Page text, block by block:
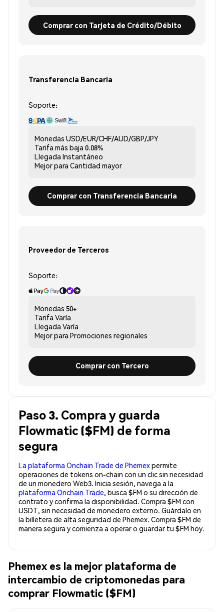
Comprar con Tarjeta de Crédito/Débito
Transferencia Bancaria
Soporte:
Monedas USD/EUR/CHF/AUD/GBP/JPY
Tarifa más baja 0.08%
Llegada Instantáneo
Mejor para Cantidad mayor
Comprar con Transferencia Bancaria
Proveedor de Terceros
Soporte:
Monedas 50+
Tarifa Varía
Llegada Varía
Mejor para Promociones regionales
Comprar con Tercero
Paso 3. Compra y guarda
Flowmatic ($FM) de forma
segura
La plataforma Onchain Trade de Phemexpermite
operaciones de tokens on-chain con un clic sin necesidad
de un monedero Web3. Inicia sesión, navega a la
plataforma Onchain Trade, busca $FM o su dirección de
contrato y confirma la disponibilidad. Compra $FM con
USDT, sin necesidad de monedero externo. Guárdalo en
la billetera de alta seguridad de Phemex. Compra $FM de
manera segura y comienza a operar o guardar tu $FM hoy.
Phemex es la mejor plataforma de
intercambio de criptomonedas para
comprar Flowmatic ($FM)